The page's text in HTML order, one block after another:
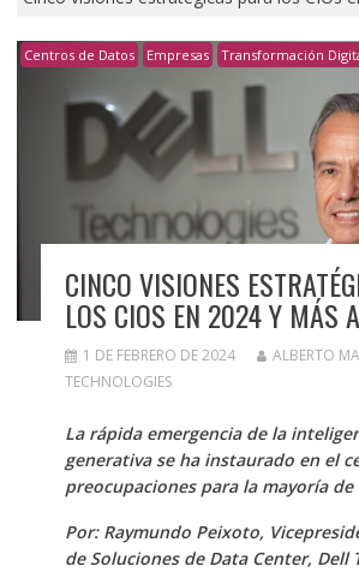
Centros de Datos Empresas Transformación
CINCO VISIONES
LOS CIOS EN 2024 Y MÁS
1 DE FEBRERO DE 2024 ALBERTO
TECHNOLOGIES
La rápida emergencia de la
generativa se ha instaurado en el
preocupaciones para la mayoría de
Por: Raymundo Peixoto,
de Soluciones de Data Center, Dell